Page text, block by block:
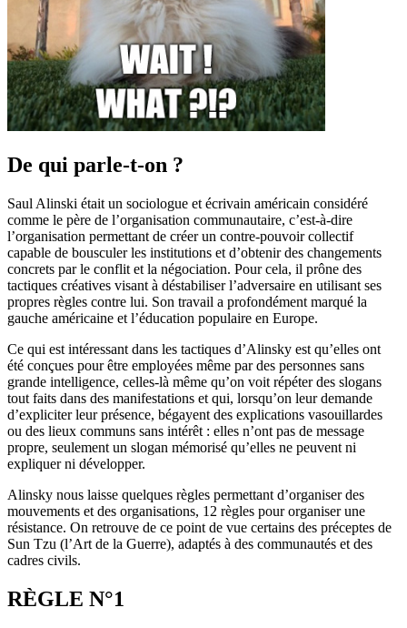
De qui parle-t-on ?
Saul Alinski était un sociologue et écrivain américain considéré
comme le père de l’organisation communautaire, c’est-à-dire
l’organisation permettant de créer un contre-pouvoir collectif
capable de bousculer les institutions et d’obtenir des changements
concrets par le conflit et la négociation. Pour cela, il prône des
tactiques créatives visant à déstabiliser l’adversaire en utilisant ses
propres règles contre lui. Son travail a profondément marqué la
gauche américaine et l’éducation populaire en Europe.
Ce qui est intéressant dans les tactiques d’Alinsky est qu’elles ont
été conçues pour être employées même par des personnes sans
grande intelligence, celles-là même qu’on voit répéter des slogans
tout faits dans des manifestations et qui, lorsqu’on leur demande
d’expliciter leur présence, bégayent des explications vasouillardes
ou des lieux communs sans intérêt : elles n’ont pas de message
propre, seulement un slogan mémorisé qu’elles ne peuvent ni
expliquer ni développer.
Alinsky nous laisse quelques règles permettant d’organiser des
mouvements et des organisations, 12 règles pour organiser une
résistance. On retrouve de ce point de vue certains des préceptes de
Sun Tzu (l’Art de la Guerre), adaptés à des communautés et des
cadres civils.
RÈGLE N°1